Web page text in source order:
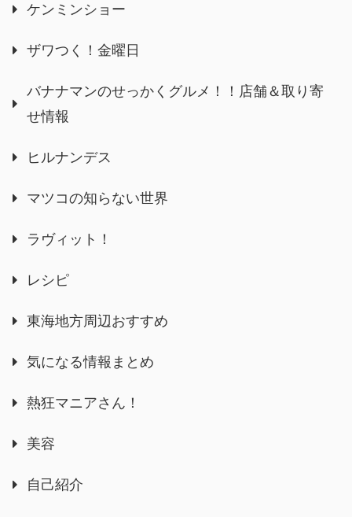
ケンミンショー
ザワつく！金曜日
バナナマンのせっかくグルメ！！店舗＆取り寄
せ情報
ヒルナンデス
マツコの知らない世界
ラヴィット！
レシピ
東海地方周辺おすすめ
気になる情報まとめ
熱狂マニアさん！
美容
自己紹介